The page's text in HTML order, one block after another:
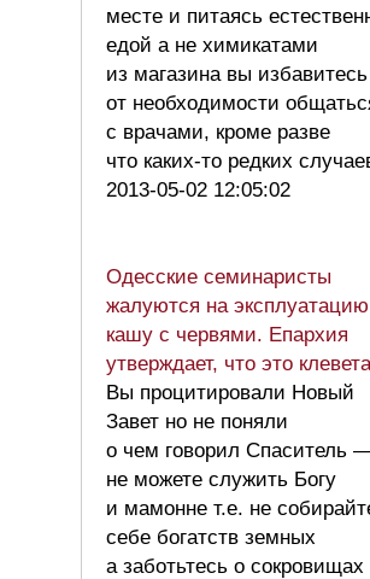
месте и питаясь
едой а не химикатами
из магазина вы избавитесь
от необходимости
с врачами, кроме разве
что каких-то редких
2013-05-02 12:05:02
Одесские семинаристы
жалуются на
кашу с червями. Епархия
утверждает, что это
Вы процитировали Новый
Завет но не поняли
о чем говорил Спаситель
не можете служить Богу
и мамонне т.е. не
себе богатств земных
а заботьтесь о сокровищах